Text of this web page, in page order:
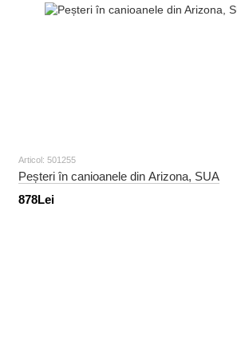
Articol: 501255
Peșteri în canioanele din Arizona, SUA
878Lei